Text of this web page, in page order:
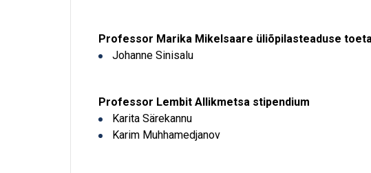
Professor Marika Mikelsaare üliõpilasteaduse
Johanne Sinisalu
Professor Lembit Allikmetsa stipendium
Karita Särekannu
Karim Muhhamedjanov